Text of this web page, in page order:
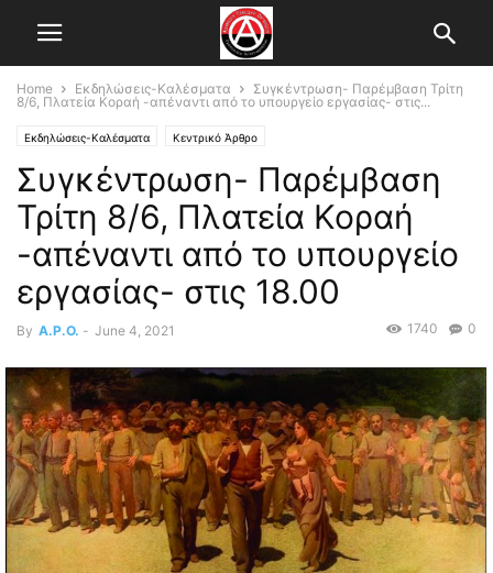
Home Εκδηλώσεις-Καλέσματα
Συγκέντρωση- Παρέμβαση Τρίτη
8/6, Πλατεία Κοραή -απέναντι από το υπουργείο εργασίας- στις...
Εκδηλώσεις-Καλέσματα Κεντρικό Άρθρο
Συγκέντρωση- Παρέμβαση
Τρίτη 8/6, Πλατεία Κοραή
-απέναντι από το υπουργείο
εργασίας- στις 18.00
By A.P.O. - June 4, 2021 0
1740